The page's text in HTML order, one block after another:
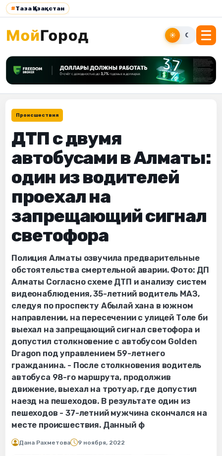
#Таза Қазақстан
☀ ☾
Происшествия
ДТП с двумя
автобусами в Алматы:
один из водителей
проехал на
запрещающий сигнал
светофора
Полиция Алматы озвучила предварительные
обстоятельства смертельной аварии. Фото: ДП
Алматы Согласно схеме ДТП и анализу систем
видеонаблюдения, 35-летний водитель МАЗ,
следуя по проспекту Абылай хана в южном
направлении, на пересечении с улицей Толе би
выехал на запрещающий сигнал светофора и
допустил столкновение с автобусом Golden
Dragon под управлением 59-летнего
гражданина. - После столкновения водитель
автобуса 98-го маршрута, продолжив
движение, выехал на тротуар, где допустил
наезд на пешеходов. В результате один из
пешеходов - 37-летний мужчина скончался на
месте происшествия. Данный ф
Дана Рахметова 9 ноября, 2022